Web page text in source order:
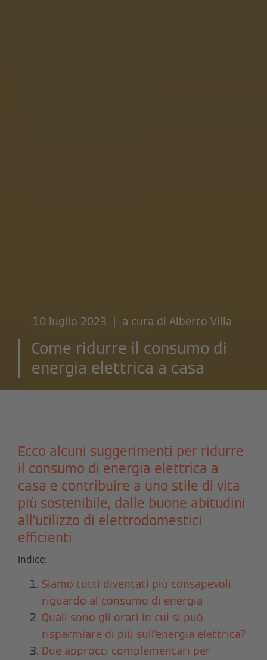
10 luglio 2023 | a cura di Alberto Villa
Come ridurre il consumo di
energia elettrica a casa
Ecco alcuni suggerimenti per ridurre
il consumo di energia elettrica a
casa e contribuire a uno stile di vita
più sostenibile, dalle buone abitudini
all’utilizzo di elettrodomestici
efficienti.
Indice:
Siamo tutti diventati più consapevoli
riguardo al consumo di energia
Quali sono gli orari in cui si può
risparmiare di più sull'energia elettrica?
Due approcci complementari per